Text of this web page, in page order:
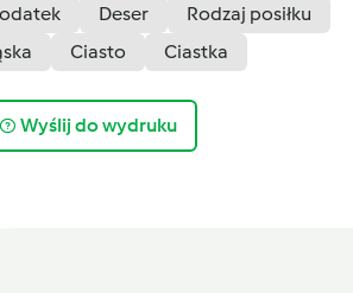
Deser
Rodzaj posiłku
Ciasto Ciastka
Wyślij do wydruku